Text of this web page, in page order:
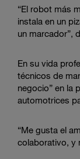
“El robot más
instala en un
un marcador”,
En su vida
técnicos de
negocio” en la
automotrices
“Me gusta el
colaborativo, y